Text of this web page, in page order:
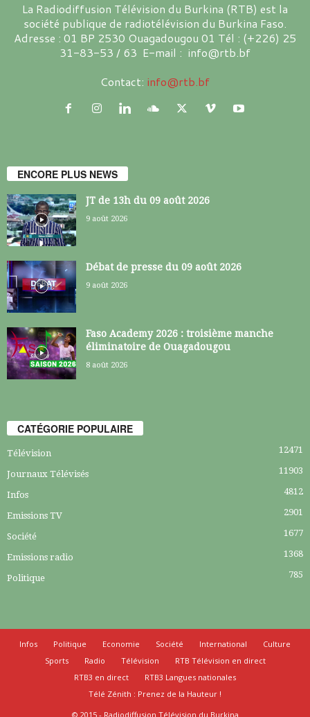
La Radiodiffusion Télévision du Burkina (RTB) est la
société publique de radiotélévision du Burkina Faso.
Adresse : 01 BP 2530 Ouagadougou 01 Tél : (+226) 25
31-83-53 / 63 E-mail : info@rtb.bf
Contact: info@rtb.bf
ENCORE PLUS NEWS
JT de 13h du 09 août 2026
9 août 2026
Débat de presse du 09 août 2026
9 août 2026
Faso Academy 2026 : troisième manche
éliminatoire de Ouagadougou
8 août 2026
CATÉGORIE POPULAIRE
Télévision 12471
Journaux Télévisés 11903
Infos 4812
Emissions TV 2901
Société 1677
Emissions radio 1368
Politique 785
Infos Politique Economie Société International
Culture
Sports
Radio Télévision
RTB Télévision en direct
RTB3 en direct
RTB3 Langues nationales
Télé Zénith : Prenez de la Hauteur !
© 2015 - Radiodiffusion Télévision du Burkina